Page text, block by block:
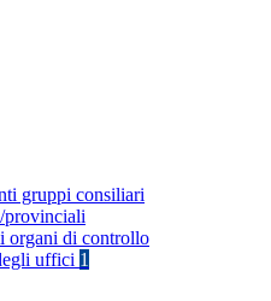
gruppi consiliari
provinciali
organi di controllo
uffici 1